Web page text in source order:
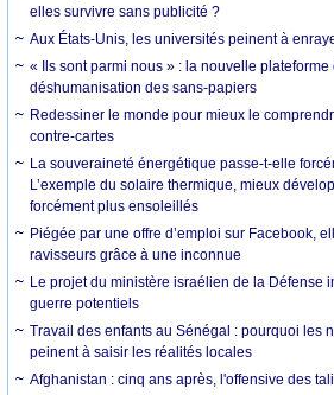
elles survivre sans publicité ?
Aux États-Unis, les universités peinent à
« Ils sont parmi nous » : la nouvelle
déshumanisation des sans-papiers
Redessiner le monde pour mieux le
contre-cartes
La souveraineté énergétique passe-t-elle
L’exemple du solaire thermique, mieux
forcément plus ensoleillés
Piégée par une offre d’emploi sur Facebook,
ravisseurs grâce à une inconnue
Le projet du ministère israélien de la Défense
guerre potentiels
Travail des enfants au Sénégal : pourquoi les
peinent à saisir les réalités locales
Afghanistan : cinq ans après, l'offensive des